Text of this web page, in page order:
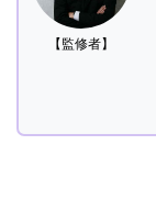
【監修者】